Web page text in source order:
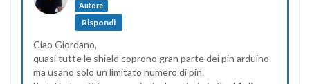
Autore
Rispondi
Ciao Giordano,
quasi tutte le shield coprono gran parte dei pin arduino
ma usano solo un limitato numero di pin.